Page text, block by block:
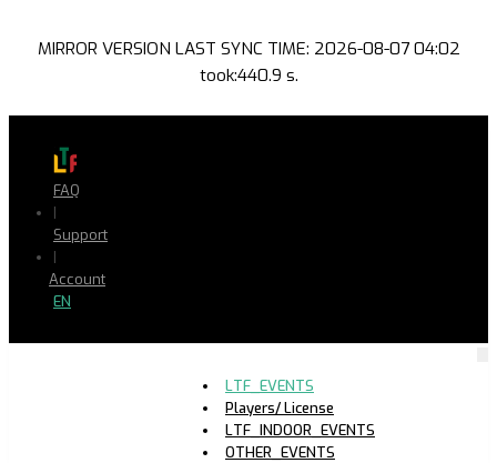
MIRROR VERSION LAST SYNC TIME: 2026-08-07 04:02
took:440.9 s.
FAQ
|
Support
|
Account
EN
LTF_EVENTS
Players/ License
LTF_INDOOR_EVENTS
OTHER_EVENTS